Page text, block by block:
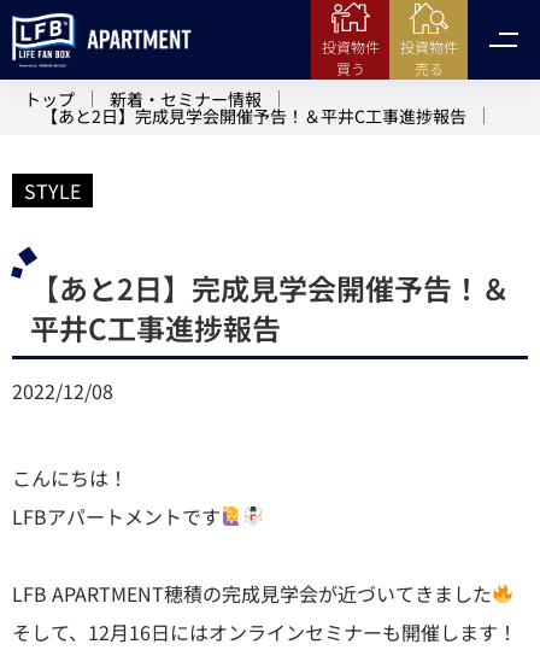
投資物件
買う
投資物件
売る
トップ 新着・セミナー情報
【あと2日】完成見学会開催予告！＆平井C工事進捗報告
STYLE
【あと2日】完成見学会開催予告！＆
平井C工事進捗報告
2022/12/08
こんにちは！
LFBアパートメントです
LFB APARTMENT穂積の完成見学会が近づいてきました
そして、12月16日にはオンラインセミナーも開催します！